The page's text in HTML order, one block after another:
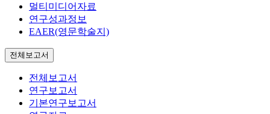
멀티미디어자료
연구성과정보
EAER(영문학술지)
전체보고서
전체보고서
연구보고서
기본연구보고서